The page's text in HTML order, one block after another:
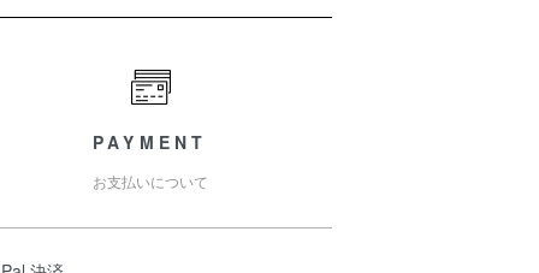
PAYMENT
お支払いについて